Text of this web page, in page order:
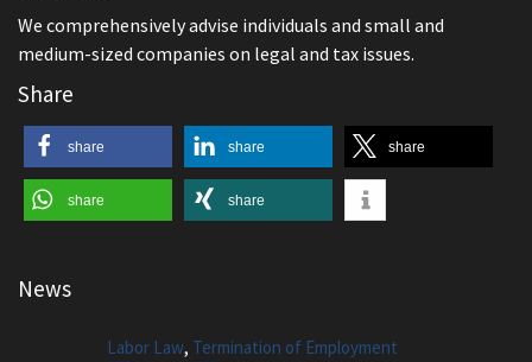
We comprehensively advise individuals and small and
medium-sized companies on legal and tax issues.
Share
share share share
share share
News
Labor Law, Termination of Employment